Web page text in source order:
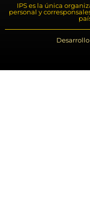
IPS es la única
personal y